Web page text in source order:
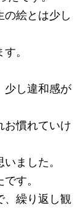
絵とは少し
。
少し違和感が
お慣れていけ
ました。
す。
、繰り返し観